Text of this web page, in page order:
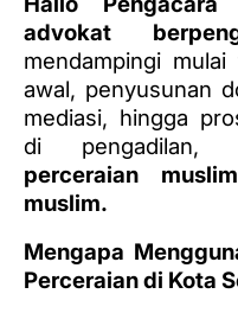
advokat
mendampingi
awal, penyusunan
mediasi, hingga
di pengadilan,
perceraian
muslim.
Mengapa
Perceraian di Kota